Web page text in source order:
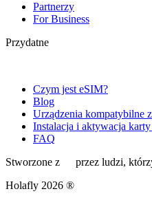
Partnerzy
For Business
Przydatne
Czym jest eSIM?
Blog
Urządzenia kompatybilne
Instalacja i aktywacja
FAQ
Stworzone z
przez ludzi,
Holafly 2026 ®